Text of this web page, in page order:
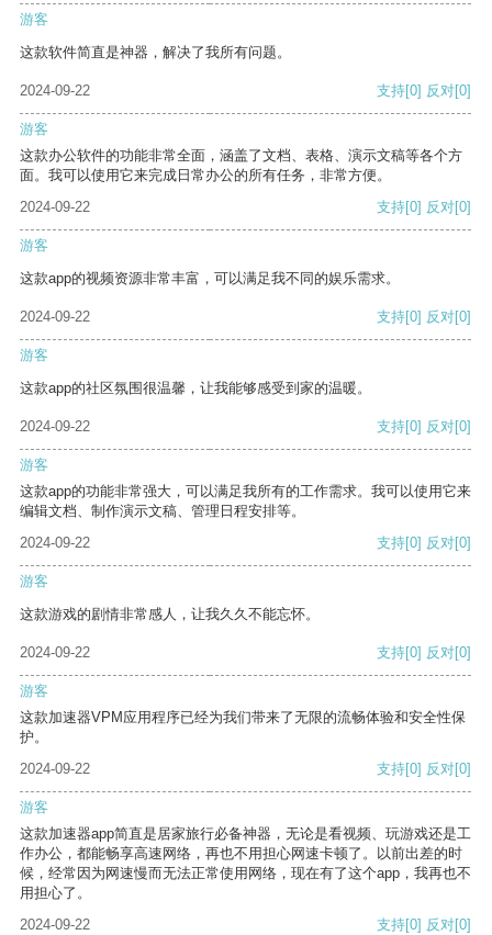
游客
这款软件简直是神器，解决了我所有问题。
2024-09-22 支持[0] 反对[0]
游客
这款办公软件的功能非常全面，涵盖了文档、表格、演示文稿等各个方
面。我可以使用它来完成日常办公的所有任务，非常方便。
2024-09-22
支持[0] 反对[0]
游客
这款app的视频资源非常丰富，可以满足我不同的娱乐需求。
2024-09-22 支持[0] 反对[0]
游客
这款app的社区氛围很温馨，让我能够感受到家的温暖。
2024-09-22 支持[0] 反对[0]
游客
这款app的功能非常强大，可以满足我所有的工作需求。我可以使用它来
编辑文档、制作演示文稿、管理日程安排等。
2024-09-22
支持[0] 反对[0]
游客
这款游戏的剧情非常感人，让我久久不能忘怀。
2024-09-22 支持[0] 反对[0]
游客
这款加速器VPM应用程序已经为我们带来了无限的流畅体验和安全性保
护。
2024-09-22
支持[0] 反对[0]
游客
这款加速器app简直是居家旅行必备神器，无论是看视频、玩游戏还是工
作办公，都能畅享高速网络，再也不用担心网速卡顿了。以前出差的时
候，经常因为网速慢而无法正常使用网络，现在有了这个app，我再也不
用担心了。
2024-09-22
支持[0] 反对[0]